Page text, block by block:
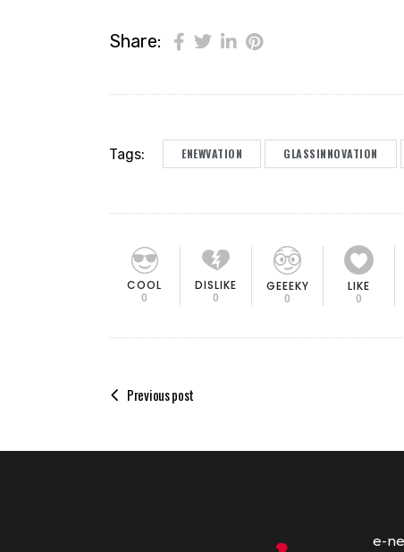
Share:
Tags: ENEWVATION GLASSINNOVATION
COOL
0
DISLIKE
0
GEEEKY
0
LIKE
0
Previous post
e-